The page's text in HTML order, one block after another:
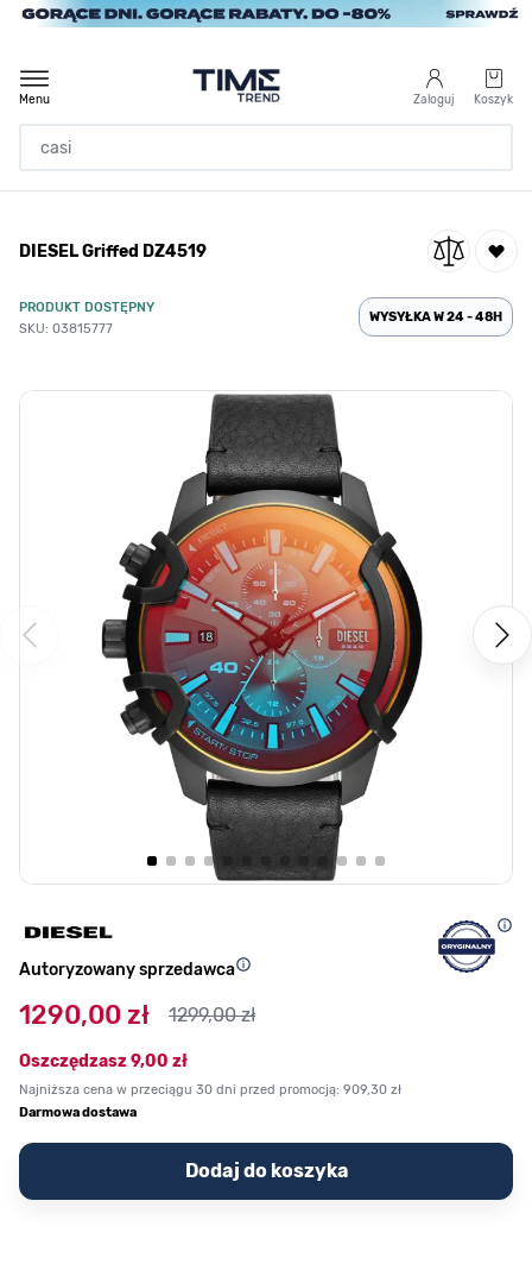
Przejdź do treści
Zaloguj Koszyk
Menu
/
DIESEL Griffed DZ4519
DIESEL Griffed DZ4519
PRODUKT DOSTĘPNY
SKU: 03815777
WYSYŁKA W 24 - 48H
Autoryzowany sprzedawca
1290,00 zł 1299,00 zł
Oszczędzasz9,00 zł
Najniższa cena w przeciągu 30 dni przed promocją: 909,30 zł
Darmowa dostawa
Dodaj do koszyka